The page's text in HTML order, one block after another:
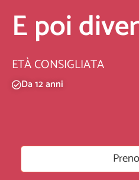
E poi
ETÀ CONSIGLIATA
Da 12 anni